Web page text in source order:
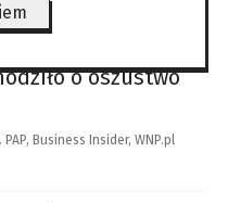
na łączną kwotę
dodatkowych
o oszustwo
Business Insider, WNP.pl